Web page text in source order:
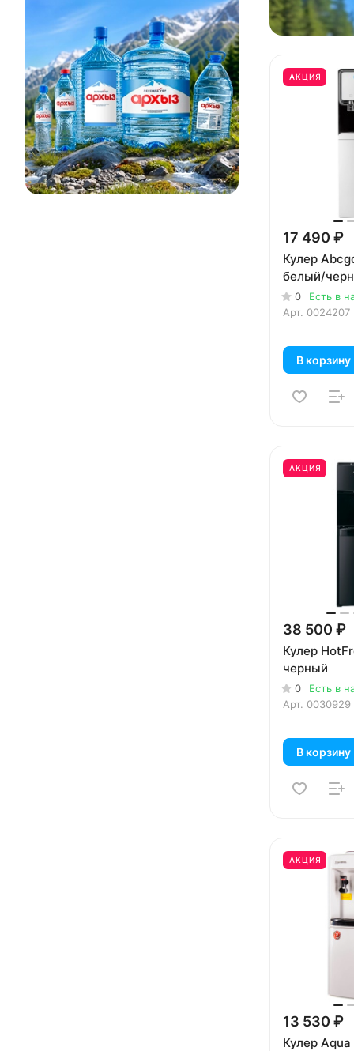
АКЦИЯ
17 490 ₽
Кулер
белый/
0
Есть в
Арт. 0024207
В корзину
АКЦИЯ
38 500 ₽
Кулер
черный
0
Есть в
Арт. 0030929
В корзину
АКЦИЯ
13 530 ₽
Кулер